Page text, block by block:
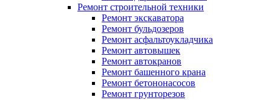
Ремонт строительной техники
Ремонт экскаватора
Ремонт бульдозеров
Ремонт асфальтоукладчика
Ремонт автовышек
Ремонт автокранов
Ремонт башенного крана
Ремонт бетононасосов
Ремонт грунторезов